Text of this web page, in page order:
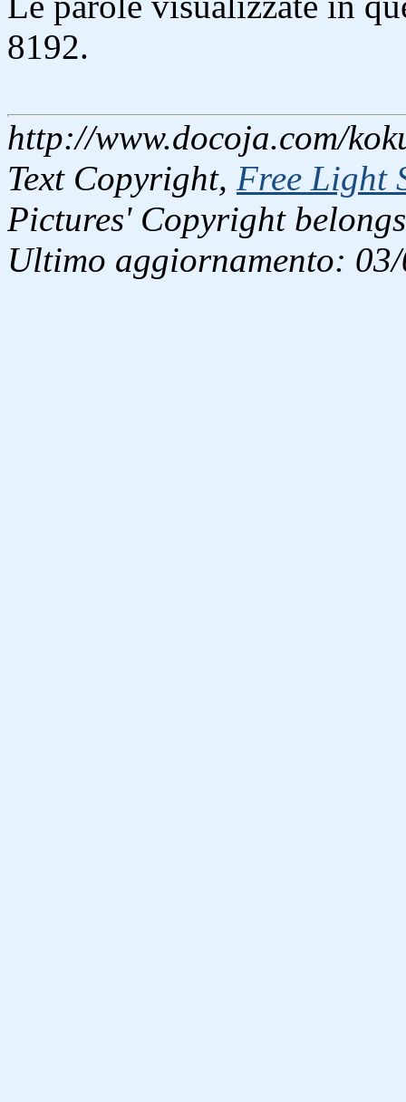
8192.
http://www.docoja.com/
Text Copyright, Free Light
Pictures' Copyright
Ultimo aggiornamento: